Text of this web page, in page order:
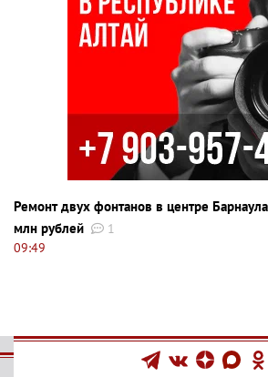
Ремонт двух фонтанов в центре
млн рублей
1
09:49